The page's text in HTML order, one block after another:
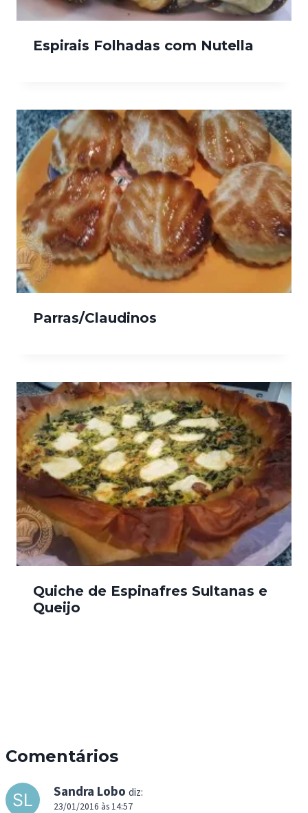
Espirais Folhadas com Nutella
Parras/Claudinos
Quiche de Espinafres Sultanas e
Queijo
Comentários
Sandra Lobo diz:
23/01/2016 às 14:57